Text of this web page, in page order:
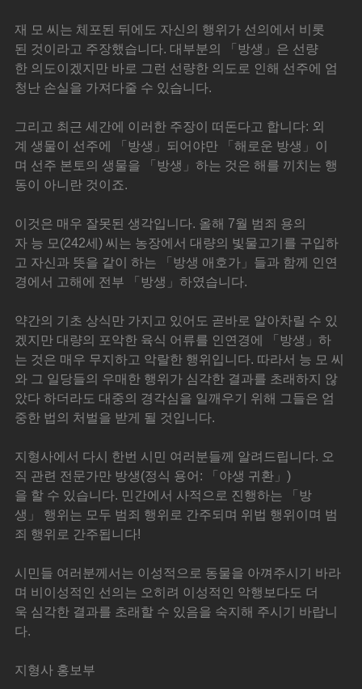
재 모 씨는 체포된 뒤에도 자신의 행위가 선의에서 비롯
된 것이라고 주장했습니다. 대부분의 「방생」은 선량
한 의도이겠지만 바로 그런 선량한 의도로 인해 선주에 엄
청난 손실을 가져다줄 수 있습니다.
그리고 최근 세간에 이러한 주장이 떠돈다고 합니다: 외
계 생물이 선주에 「방생」되어야만 「해로운 방생」이
며 선주 본토의 생물을 「방생」하는 것은 해를 끼치는 행
동이 아니란 것이죠.
이것은 매우 잘못된 생각입니다. 올해 7월 범죄 용의
자 능 모(242세) 씨는 농장에서 대량의 빛물고기를 구입하
고 자신과 뜻을 같이 하는 「방생 애호가」들과 함께 인연
경에서 고해에 전부 「방생」하였습니다.
약간의 기초 상식만 가지고 있어도 곧바로 알아차릴 수 있
겠지만 대량의 포악한 육식 어류를 인연경에 「방생」하
는 것은 매우 무지하고 악랄한 행위입니다. 따라서 능 모 씨
와 그 일당들의 우매한 행위가 심각한 결과를 초래하지 않
았다 하더라도 대중의 경각심을 일깨우기 위해 그들은 엄
중한 법의 처벌을 받게 될 것입니다.
지형사에서 다시 한번 시민 여러분들께 알려드립니다. 오
직 관련 전문가만 방생(정식 용어: 「야생 귀환」)
을 할 수 있습니다. 민간에서 사적으로 진행하는 「방
생」 행위는 모두 범죄 행위로 간주되며 위법 행위이며 범
죄 행위로 간주됩니다!
시민들 여러분께서는 이성적으로 동물을 아껴주시기 바라
며 비이성적인 선의는 오히려 이성적인 악행보다도 더
욱 심각한 결과를 초래할 수 있음을 숙지해 주시기 바랍니
다.
지형사 홍보부